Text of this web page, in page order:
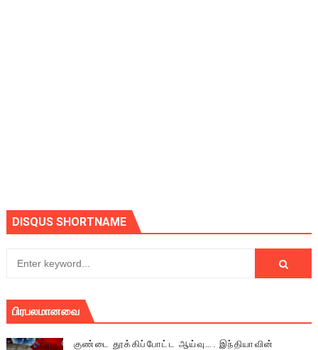
DISQUS SHORTNAME
பிரபலமானவை
குண்டை தூக்கிப்போட்ட ஆய்வு…. இந்தியாவின்